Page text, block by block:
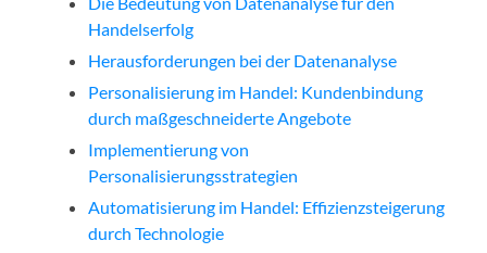
Handelserfolg
Herausforderungen bei der Datenanalyse
Personalisierung im Handel: Kundenbindung
durch maßgeschneiderte Angebote
Implementierung von
Personalisierungsstrategien
Automatisierung im Handel: Effizienzsteigerung
durch Technologie